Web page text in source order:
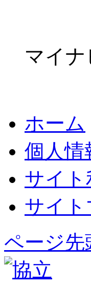
マイ
ホーム
個人情
サイト
サイ
ページ先